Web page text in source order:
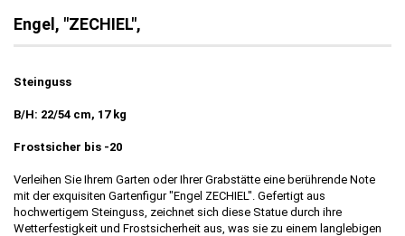
Engel, "ZECHIEL",
Steinguss
B/H: 22/54 cm, 17 kg
Frostsicher bis -20
Verleihen Sie Ihrem Garten oder Ihrer Grabstätte eine berührende Note
mit der exquisiten Gartenfigur "Engel ZECHIEL". Gefertigt aus
hochwertigem Steinguss, zeichnet sich diese Statue durch ihre
Wetterfestigkeit und Frostsicherheit aus, was sie zu einem langlebigen